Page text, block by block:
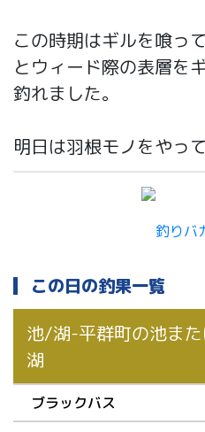
この時期はギルを喰っ
とウィード際の表層を
釣れました。
明日は羽根モノをやっ
この日の釣果一覧
池/湖-平群町の池ま
湖
ブラックバス